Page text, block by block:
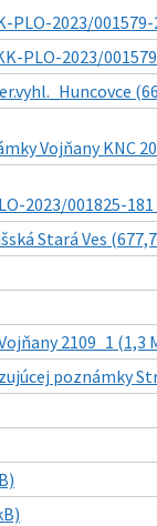
PLO-2023/
PLO-2023/
Vojňany KNC
2023/001825-181
Stará Ves
2109_1 (1,3
poznámky